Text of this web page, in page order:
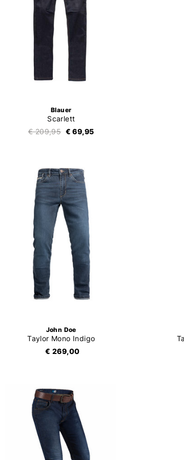
Blauer
Scarlett
€ 209,95 € 69,95
John Doe
Taylor Mono Indigo
€ 269,00